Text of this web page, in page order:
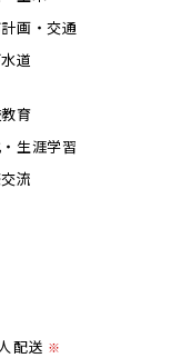
画・交通
道
育
生涯学習
流
配送 ※